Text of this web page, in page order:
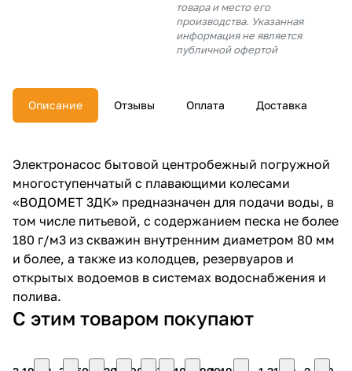
товара и место его
производства. Указанная
информация не является
публичной офертой
Описание Отзывы Оплата Доставка
Электронасос бытовой центробежный погружной
многоступенчатый с плавающими колесами
«ВОДОМЕТ 3ДК» предназначен для подачи воды, в
том числе питьевой, с содержанием песка не более
180 г/м3 из скважин внутренним диаметром 80 мм
и более, а также из колодцев, резервуаров и
открытых водоемов в системах водоснабжения и
полива.
С этим товаром покупают
недели
plait.ru